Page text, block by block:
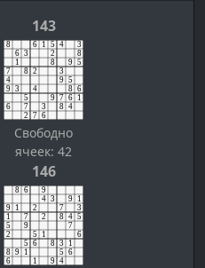
143
Свободно
ячеек: 42
146